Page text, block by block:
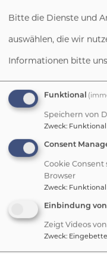
Haben wir dein
Homepage
unsere
Aktivitäten.
Oder nimm
Rosenberg-
Bitte die Dienste und
auswählen, die wir
Informationen bitte
Funktional
Speichern von
Zweck: Funktional
Consent
Cookie Consent
Browser
Zweck: Funktional
Einbindung
Zeigt Videos
Zweck: